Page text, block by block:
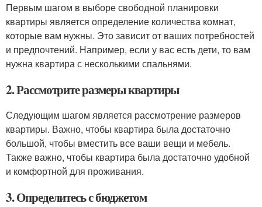
Первым шагом в выборе свободной планировки
квартиры является определение количества комнат,
которые вам нужны. Это зависит от ваших потребностей
и предпочтений. Например, если у вас есть дети, то вам
нужна квартира с несколькими спальнями.
2. Рассмотрите размеры квартиры
Следующим шагом является рассмотрение размеров
квартиры. Важно, чтобы квартира была достаточно
большой, чтобы вместить все ваши вещи и мебель.
Также важно, чтобы квартира была достаточно удобной
и комфортной для проживания.
3. Определитесь с бюджетом